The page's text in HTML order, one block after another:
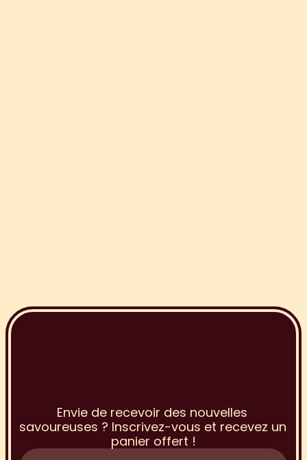
la Newslette
Envie de recevoir des nouvelles
savoureuses ? Inscrivez-vous et recevez un
panier offert !